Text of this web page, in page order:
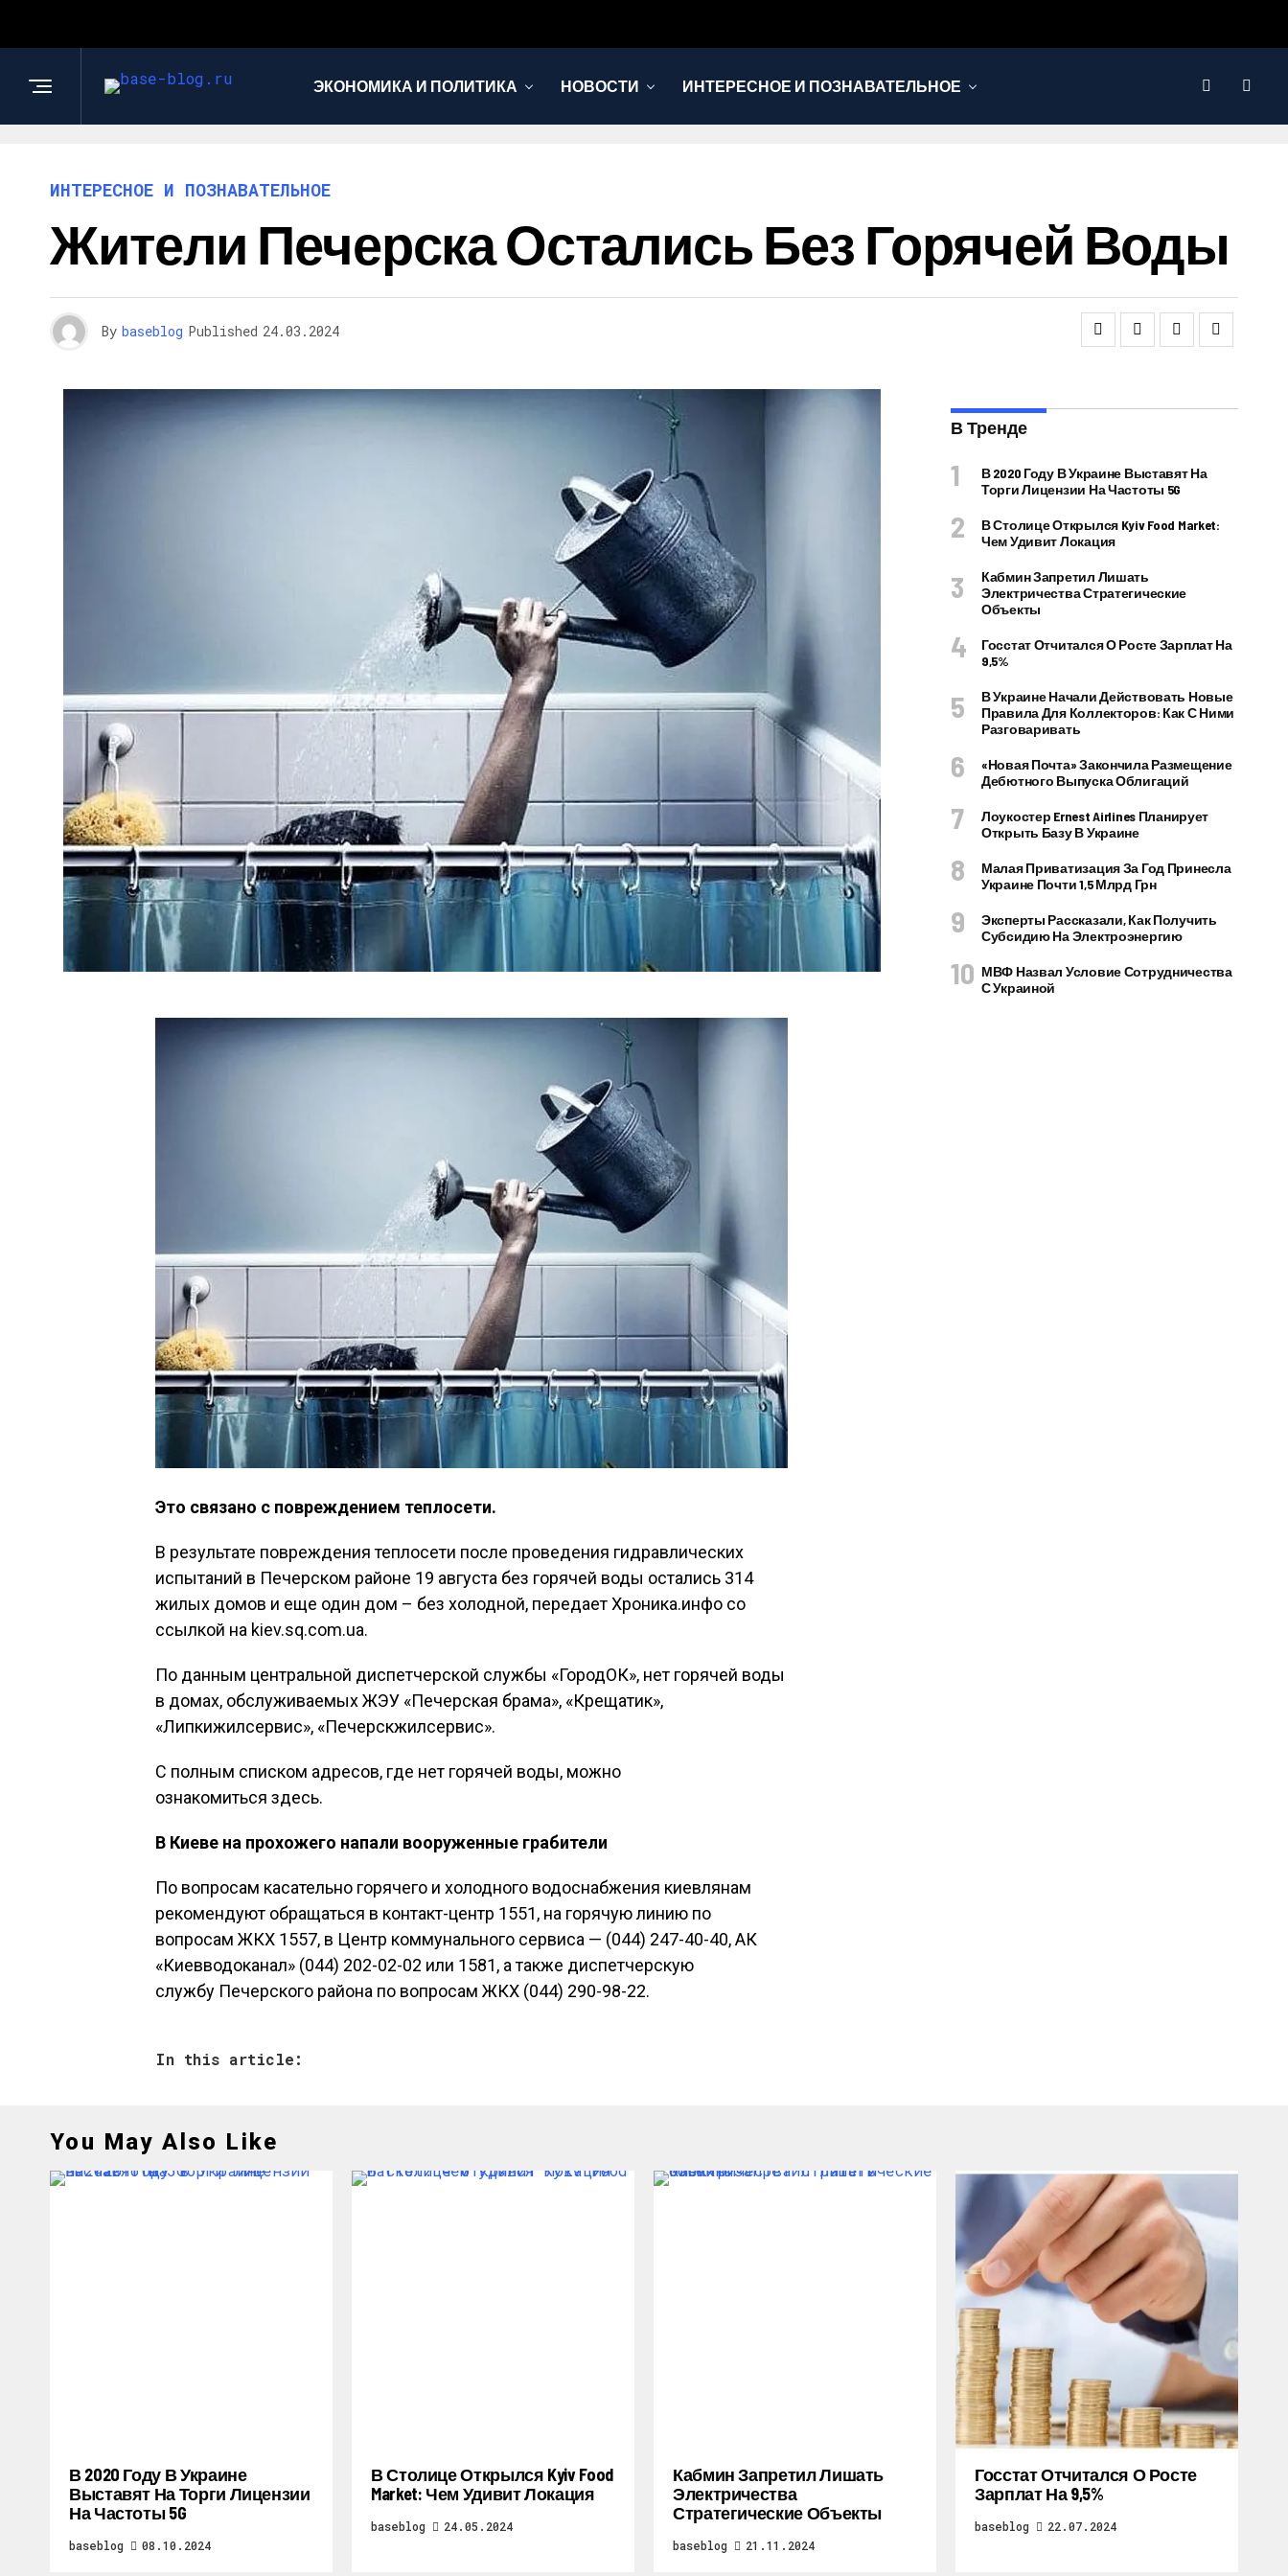
ЭКОНОМИКА И ПОЛИТИКА НОВОСТИ ИНТЕРЕСНОЕ И ПОЗНАВАТЕЛЬНОЕ
ИНТЕРЕСНОЕ И ПОЗНАВАТЕЛЬНОЕ
Жители Печерска Остались Без Горячей Воды
By baseblog Published 24.03.2024
Это связано с повреждением теплосети.
В результате повреждения теплосети после проведения гидравлических
испытаний в Печерском районе 19 августа без горячей воды остались 314
жилых домов и еще один дом – без холодной, передает Хроника.инфо со
ссылкой на kiev.sq.com.ua.
По данным центральной диспетчерской службы «ГородОК», нет горячей воды
в домах, обслуживаемых ЖЭУ «Печерская брама», «Крещатик»,
«Липкижилсервис», «Печерскжилсервис».
С полным списком адресов, где нет горячей воды, можно
ознакомиться здесь.
В Киеве на прохожего напали вооруженные грабители
По вопросам касательно горячего и холодного водоснабжения киевлянам
рекомендуют обращаться в контакт-центр 1551, на горячую линию по
вопросам ЖКХ 1557, в Центр коммунального сервиса — (044) 247-40-40, АК
«Киевводоканал» (044) 202-02-02 или 1581, а также диспетчерскую
службу Печерского района по вопросам ЖКХ (044) 290-98-22.
In this article:
В Тренде
В 2020 Году В Украине Выставят На
Торги Лицензии На Частоты 5G
В Столице Открылся Kyiv Food Market:
Чем Удивит Локация
Кабмин Запретил Лишать
Электричества Стратегические
Объекты
Госстат Отчитался О Росте Зарплат На
9,5%
В Украине Начали Действовать Новые
Правила Для Коллекторов: Как С Ними
Разговаривать
«Новая Почта» Закончила Размещение
Дебютного Выпуска Облигаций
Лоукостер Ernest Airlines Планирует
Открыть Базу В Украине
Малая Приватизация За Год Принесла
Украине Почти 1,5 Млрд Грн
Эксперты Рассказали, Как Получить
Субсидию На Электроэнергию
МВФ Назвал Условие Сотрудничества
С Украиной
You May Also Like
В 2020 Году В Украине
Выставят На Торги Лицензии
На Частоты 5G
baseblog 08.10.2024
В Столице Открылся Kyiv Food
Market: Чем Удивит Локация
baseblog 24.05.2024
Кабмин Запретил Лишать
Электричества
Стратегические Объекты
baseblog 21.11.2024
Госстат Отчитался О Росте
Зарплат На 9,5%
baseblog 22.07.2024